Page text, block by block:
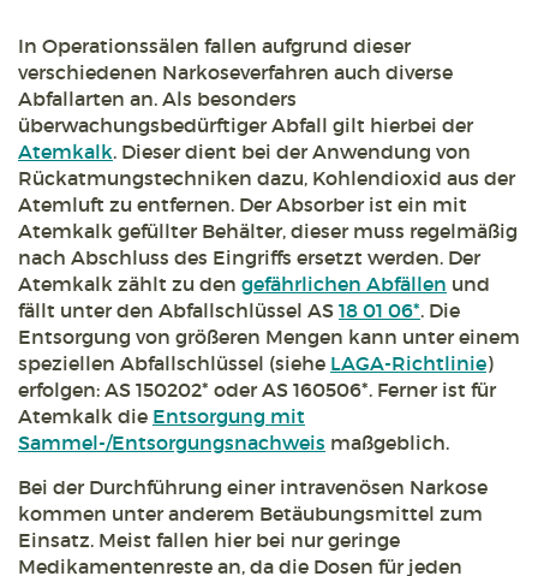
In Operationssälen fallen aufgrund dieser
verschiedenen Narkoseverfahren auch diverse
Abfallarten an. Als besonders
überwachungsbedürftiger Abfall gilt hierbei der
Atemkalk. Dieser dient bei der Anwendung von
Rückatmungstechniken dazu, Kohlendioxid aus der
Atemluft zu entfernen. Der Absorber ist ein mit
Atemkalk gefüllter Behälter, dieser muss regelmäßig
nach Abschluss des Eingriffs ersetzt werden. Der
Atemkalk zählt zu den gefährlichen Abfällen und
fällt unter den Abfallschlüssel AS 18 01 06*. Die
Entsorgung von größeren Mengen kann unter einem
speziellen Abfallschlüssel (siehe LAGA-Richtlinie)
erfolgen: AS 150202* oder AS 160506*. Ferner ist für
Atemkalk die Entsorgung mit
Sammel-/Entsorgungsnachweis maßgeblich.
Bei der Durchführung einer intravenösen Narkose
kommen unter anderem Betäubungsmittel zum
Einsatz. Meist fallen hier bei nur geringe
Medikamentenreste an, da die Dosen für jeden